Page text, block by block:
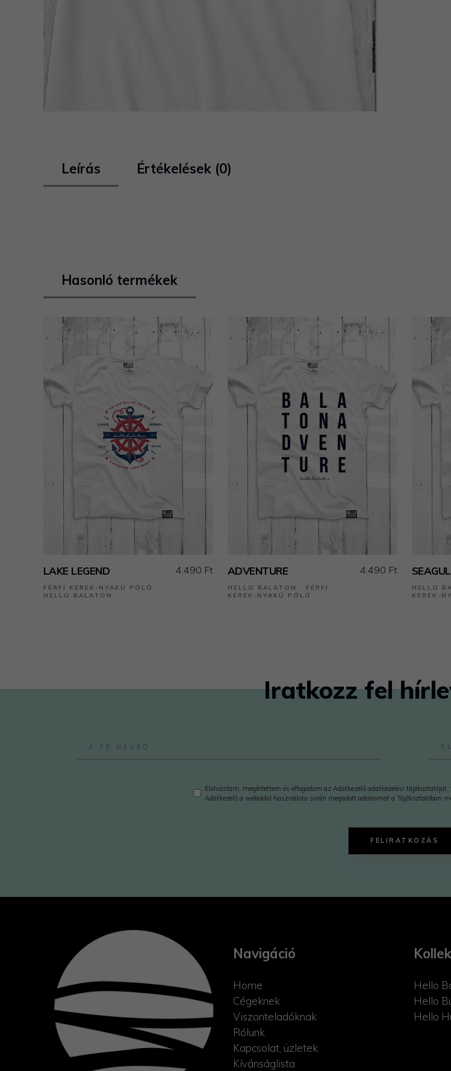
Leírás Értékelések (0)
Hasonló termékek
LAKE LEGEND
FÉRFI KEREK-NYAKÚ PÓLÓ ˙
HELLO BALATON
4.490 Ft ADVENTURE
HELLO BALATON ˙ FÉRFI
KEREK-NYAKÚ PÓLÓ
4.490 Ft
HELLO
KEREK-
Iratkozz fel
Elolvastam, megértettem és elfogadom az Adatkezelő adatkezelési
Adatkezelő a weboldal használata során megadott adataimat a Tájékoztatóban
FELIRATKOZÁS
Navigáció
Home
Cégeknek
Viszonteladóknak
Rólunk
Kapcsolat, üzletek
Kívánságlista
Hello
Hello
Hello